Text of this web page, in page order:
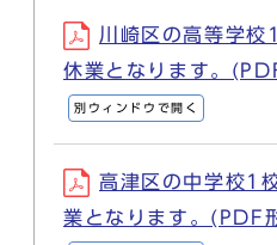
川崎区の高等学
休業となります。
別ウィンドウで開く
高津区の中学校1
業となります。